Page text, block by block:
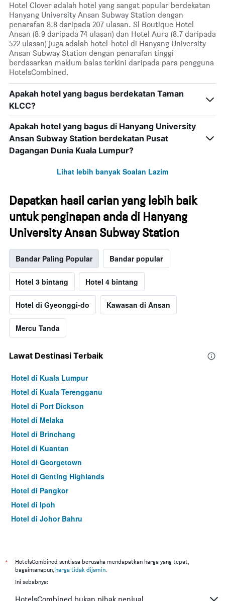
Hotel Clover adalah hotel yang sangat popular berdekatan
Hanyang University Ansan Subway Station dengan
penarafan 8.8 daripada 207 ulasan. Sl Boutique Hotel
Ansan (8.9 daripada 74 ulasan) dan Hotel Aura (8.7 daripada
522 ulasan) juga adalah hotel-hotel di Hanyang University
Ansan Subway Station dengan penarafan tinggi
berdasarkan maklum balas terkini daripada para pengguna
HotelsCombined.
Apakah hotel yang bagus berdekatan Taman
KLCC?
Apakah hotel yang bagus di Hanyang University
Ansan Subway Station berdekatan Pusat
Dagangan Dunia Kuala Lumpur?
Lihat lebih banyak Soalan Lazim
Dapatkan hasil carian yang lebih baik
untuk penginapan anda di Hanyang
University Ansan Subway Station
Bandar Paling Popular Bandar popular
Hotel 3 bintang Hotel 4 bintang
Hotel di Gyeonggi-do Kawasan di Ansan
Mercu Tanda
Lawat Destinasi Terbaik
Hotel di Kuala Lumpur
Hotel di Kuala Terengganu
Hotel di Port Dickson
Hotel di Melaka
Hotel di Brinchang
Hotel di Kuantan
Hotel di Georgetown
Hotel di Genting Highlands
Hotel di Pangkor
Hotel di Ipoh
Hotel di Johor Bahru
Hotel di Kuching
Hotel di Tokyo
*
HotelsCombined sentiasa berusaha mendapatkan harga yang tepat,
bagaimanapun, harga tidak dijamin.
Ini sebabnya:
HotelsCombined bukan pihak penjual.